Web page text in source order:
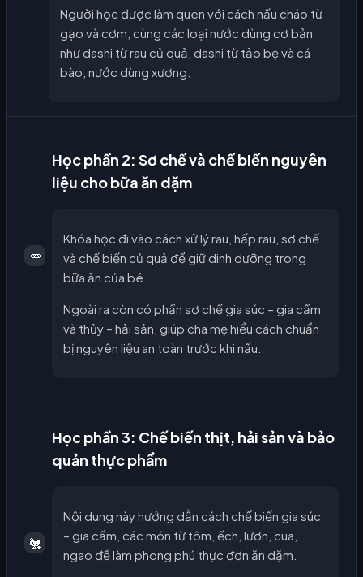
Người học được làm quen với cách nấu cháo từ
gạo và cơm, cùng các loại nước dùng cơ bản
như dashi từ rau củ quả, dashi từ tảo bẹ và cá
bào, nước dùng xương.
🥕
Học phần 2: Sơ chế và chế biến nguyên
liệu cho bữa ăn dặm
Khóa học đi vào cách xử lý rau, hấp rau, sơ chế
và chế biến củ quả để giữ dinh dưỡng trong
bữa ăn của bé.
Ngoài ra còn có phần sơ chế gia súc – gia cầm
và thủy – hải sản, giúp cha mẹ hiểu cách chuẩn
bị nguyên liệu an toàn trước khi nấu.
🐔
Học phần 3: Chế biến thịt, hải sản và bảo
quản thực phẩm
Nội dung này hướng dẫn cách chế biến gia súc
– gia cầm, các món từ tôm, ếch, lươn, cua,
ngao để làm phong phú thực đơn ăn dặm.